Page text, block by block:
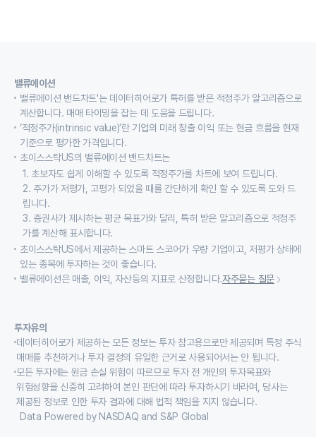
밸류에이션
밸류에이션 밴드차트'는 데이터히어로가 특허를 받은 적정주가 알고리즘으로
계산합니다. 매매 타이밍을 잡는 데 도움을 드립니다.
‘적정주가(intrinsic value)’란 기업의 미래 창출 이익 또는 현금 흐름을 현재
기준으로 평가한 가격입니다.
초이스스탁US의 밸류에이션 밴드차트는
1. 초보자도 쉽게 이해할 수 있도록 적정주가를 차트에 보여 드립니다.
2. 주가가 저평가, 고평가 되었을 때를 간단하게 확인 할 수 있도록 도와 드
립니다.
3. 증권사가 제시하는 평균 목표가와 달리, 특허 받은 알고리즘으로 적정주
가를 계산해 표시합니다.
초이스스탁US에서 제공하는 스마트 스코어가 우량 기업이고, 저평가 상태에
있는 종목에 투자하는 것이 좋습니다.
밸류에이션은 매출, 이익, 자산등의 지표로 산정합니다.자주묻는 질문
투자유의
데이터히어로가 제공하는 모든 정보는 투자 참고용으로만 제공되며 특정 주식
매매를 추천하거나 투자 결정의 유일한 근거로 사용되어서는 안 됩니다.
모든 투자에는 원금 손실 위험이 따르므로 투자 전 개인의 투자목표와
위험성향을 신중히 고려하여 본인 판단에 따라 투자하시기 바라며, 당사는
제공된 정보로 인한 투자 결과에 대해 법적 책임을 지지 않습니다.
Data Powered by NASDAQ and S&P Global